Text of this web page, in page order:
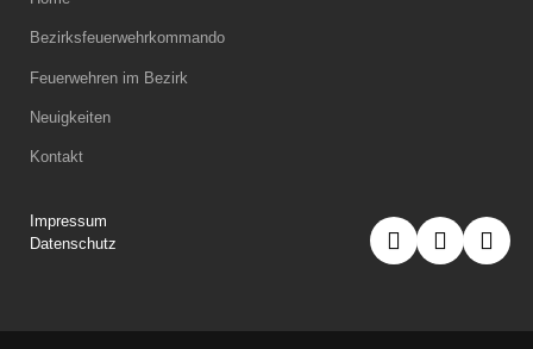
Bezirksfeuerwehrkommando
Feuerwehren im Bezirk
Neuigkeiten
Kontakt
Impressum
Datenschutz